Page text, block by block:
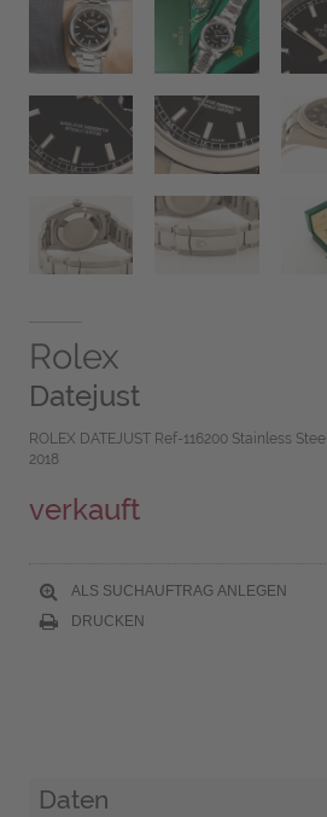
Rolex
Datejust
ROLEX DATEJUST Ref-116200 Stainless
2018
verkauft
ALS SUCHAUFTRAG ANLEGEN
DRUCKEN
Daten